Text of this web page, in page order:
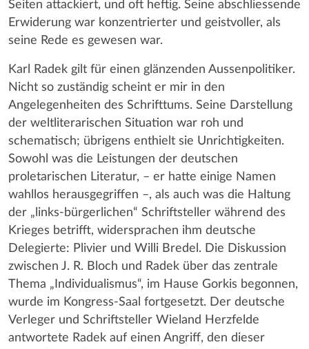
Seiten attackiert, und oft heftig. Seine abschliessende
Erwiderung war konzentrierter und geistvoller, als
seine Rede es gewesen war.
Karl Radek gilt für einen glänzenden Aussenpolitiker.
Nicht so zuständig scheint er mir in den
Angelegenheiten des Schrifttums. Seine Darstellung
der weltliterarischen Situation war roh und
schematisch; übrigens enthielt sie Unrichtigkeiten.
Sowohl was die Leistungen der deutschen
proletarischen Literatur, – er hatte einige Namen
wahllos herausgegriffen –, als auch was die Haltung
der „links-bürgerlichen“ Schriftsteller während des
Krieges betrifft, widersprachen ihm deutsche
Delegierte: Plivier und Willi Bredel. Die Diskussion
zwischen J. R. Bloch und Radek über das zentrale
Thema „Individualismus“, im Hause Gorkis begonnen,
wurde im Kongress-Saal fortgesetzt. Der deutsche
Verleger und Schriftsteller Wieland Herzfelde
antwortete Radek auf einen Angriff, den dieser